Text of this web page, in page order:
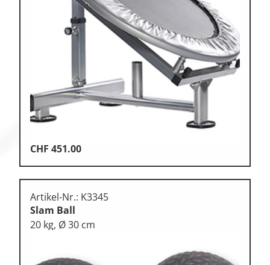
CHF 451.00
Artikel-Nr.: K3345
Slam Ball
20 kg, Ø 30 cm